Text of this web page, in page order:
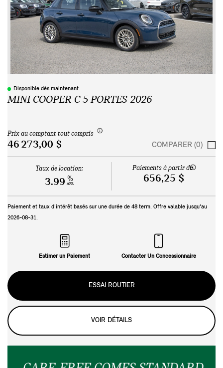
Disponible dès maintenant
MINI COOPER C 5 PORTES 2026
Prix au comptant tout compris
46 273,00 $ COMPARER (0)
Taux de location:
3.99 %
APR
Paiements à partir de
656,25 $
Paiement et taux d'intérêt basés sur une durée de 48 term. Offre valable jusqu'au
2026-08-31.
Estimer un Paiement Contacter Un Concessionnaire
ESSAI ROUTIER
VOIR DÉTAILS